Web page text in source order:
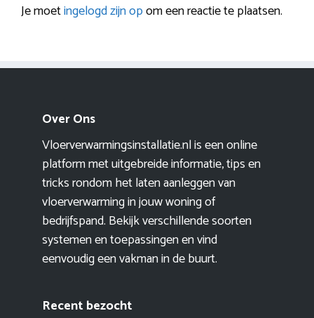
Je moetingelogd zijn opom een reactie te plaatsen.
Over Ons
Vloerverwarmingsinstallatie.nl is een online
platform met uitgebreide informatie, tips en
tricks rondom het laten aanleggen van
vloerverwarming in jouw woning of
bedrijfspand. Bekijk verschillende soorten
systemen en toepassingen en vind
eenvoudig een vakman in de buurt.
Recent bezocht